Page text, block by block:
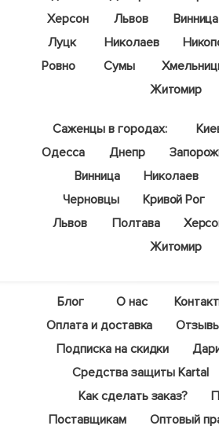
Херсон
Львов Винница
Луцк
Николаев
Ровно
Сумы
Житомир
Саженцы в городах:
Одесса
Днепр
Винница
Николаев
Черновцы
Кривой Рог
Львов
Полтава
Житомир
Блог О нас
Оплата и доставка
Подписка на скидки
Средства защиты Kartal
Как сделать заказ?
Поставщикам
Оптовый